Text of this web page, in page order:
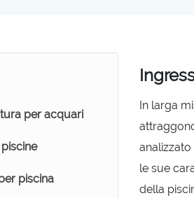
per acquari
di schiuma
per acquari
per piscine
piscina
In larga
le sue
della